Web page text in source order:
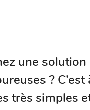
une
?
très simples